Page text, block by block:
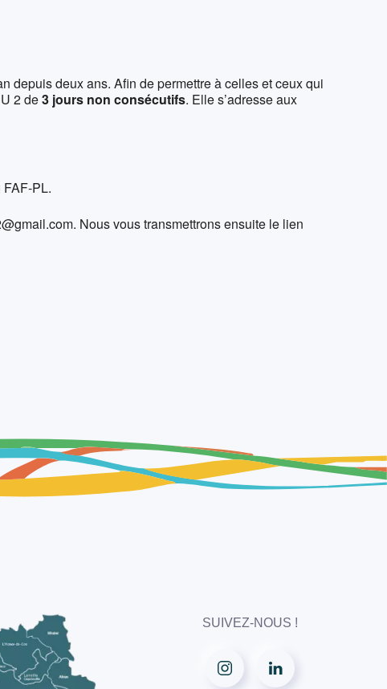
depuis deux ans. Afin de permettre à celles et ceux qui
2 de3 jours non consécutifs. Elle s’adresse aux
PL.
Nous vous transmettrons ensuite le lien
SUIVEZ-NOUS !